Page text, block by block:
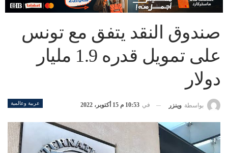
صندوق النقد يتفق مع تونس
على تمويل قدره 1.9 مليار
دولار
عربية وعالمية بواسطة وينزر في 10:53 م 15 أكتوبر، 2022